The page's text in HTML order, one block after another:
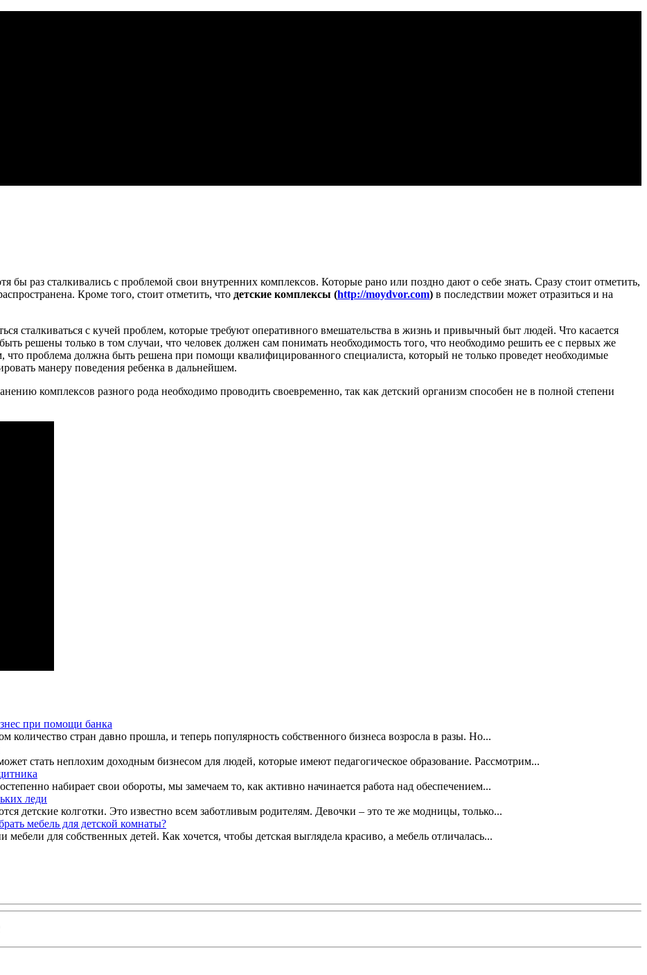
бы раз сталкивались с проблемой свои внутренних комплексов. Которые рано или поздно дают о себе знать. Сразу стоит отметить,
Кроме того, стоит отметить, что детские комплексы (http://moydvor.com) в последствии может отразиться и на
сталкиваться с кучей проблем, которые требуют оперативного вмешательства в жизнь и привычный быт людей. Что касается
решены только в том случаи, что человек должен сам понимать необходимость того, что необходимо решить ее с первых же
что проблема должна быть решена при помощи квалифицированного специалиста, который не только проведет необходимые
манеру поведения ребенка в дальнейшем.
комплексов разного рода необходимо проводить своевременно, так как детский организм способен не в полной степени
при помощи банка
количество стран давно прошла, и теперь популярность собственного бизнеса возросла в разы. Но...
стать неплохим доходным бизнесом для людей, которые имеют педагогическое образование. Рассмотрим...
набирает свои обороты, мы замечаем то, как активно начинается работа над обеспечением...
леди
детские колготки. Это известно всем заботливым родителям. Девочки – это те же модницы, только...
мебель для детской комнаты?
для собственных детей. Как хочется, чтобы детская выглядела красиво, а мебель отличалась...